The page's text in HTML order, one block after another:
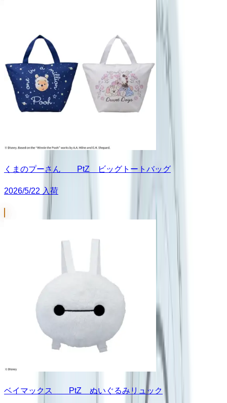
くまのプーさん PtZ ビッグトートバッグ
2026/5/22 入荷
ベイマックス PtZ ぬいぐるみリュック